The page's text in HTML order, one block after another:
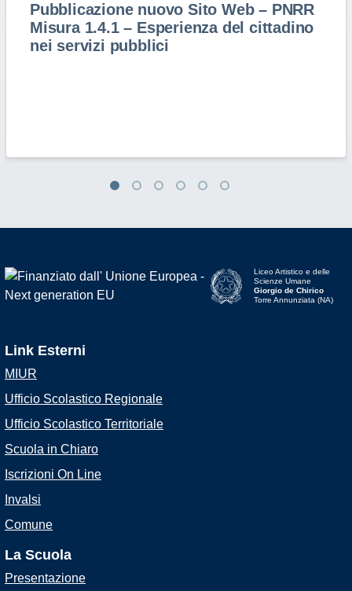
Pubblicazione nuovo Sito Web – PNRR
Misura 1.4.1 – Esperienza del cittadino
nei servizi pubblici
Liceo Artistico e delle
Scienze Umane
Giorgio de Chirico
Torre Annunziata (NA)
Link Esterni
MIUR
Ufficio Scolastico Regionale
Ufficio Scolastico Territoriale
Scuola in Chiaro
Iscrizioni On Line
Invalsi
Comune
La Scuola
Presentazione